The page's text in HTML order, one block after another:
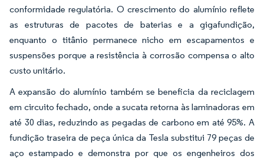
conformidade regulatória. O crescimento do alumínio reflete
as estruturas de pacotes de baterias e a gigafundição,
enquanto o titânio permanece nicho em escapamentos e
suspensões porque a resistência à corrosão compensa o alto
custo unitário.
A expansão do alumínio também se beneficia da reciclagem
em circuito fechado, onde a sucata retorna às laminadoras em
até 30 dias, reduzindo as pegadas de carbono em até 95%. A
fundição traseira de peça única da Tesla substitui 79 peças de
aço estampado e demonstra por que os engenheiros dos